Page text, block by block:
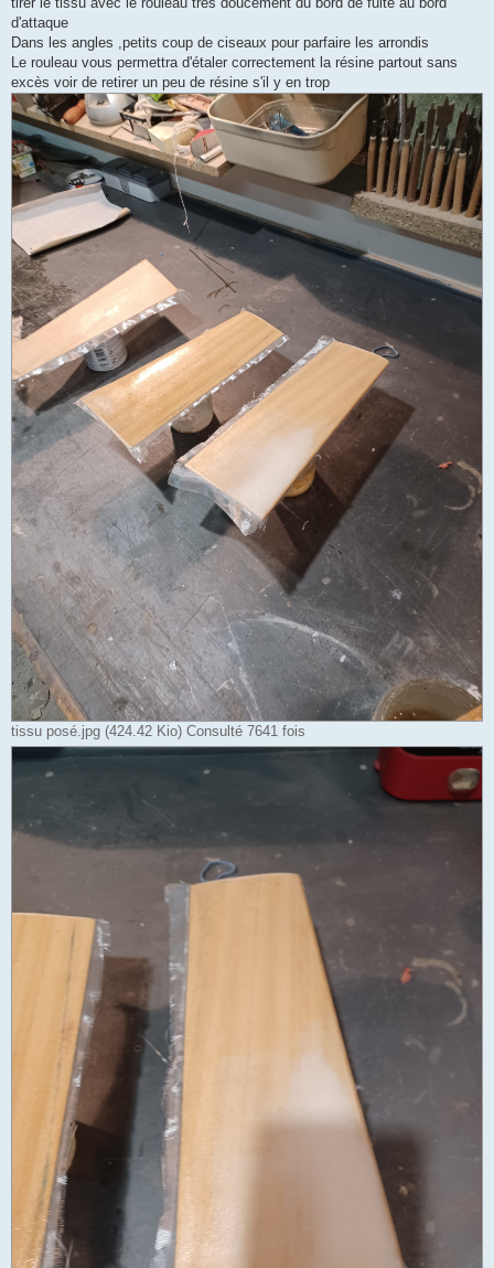
d'attaque
Dans les angles ,petits coup de ciseaux pour parfaire les arrondis
Le rouleau vous permettra d'étaler correctement la résine partout sans
excès voir de retirer un peu de résine s'il y en trop
tissu posé.jpg (424.42 Kio) Consulté 7641 fois